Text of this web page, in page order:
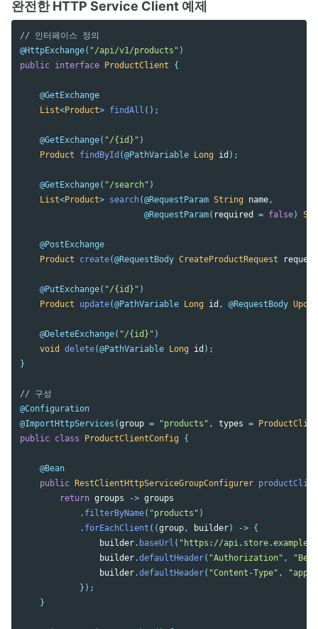
완전한 HTTP Service Client 예제
// 인터페이스 정의
@HttpExchange( "/api/v1/products" )
public interface ProductClient {
@GetExchange
List<Product> findAll ();
@GetExchange( "/{id}" )
Product
findById (@PathVariable Long id );
@GetExchange( "/search" )
List<Product> search(@RequestParam String name ,
@RequestParam( required = false)
@PostExchange
Product
create(@RequestBody CreateProductRequest request
@PutExchange( "/{id}" )
Product
update(@PathVariable Long id , @RequestBody
@DeleteExchange( "/{id}" )
void
delete(@PathVariable Long id );
}
// 구성
@Configuration
@ImportHttpServices (group = "products" , types =
public class ProductClientConfig {
@Bean
public RestClientHttpServiceGroupConfigurer
return groups -> groups
. filterByName( "products" )
. forEachClient ((group , builder) -> {
builder. baseUrl ( "https://
builder.defaultHeader( "Authorization" ,
builder.defaultHeader( "Content-Type" ,
});
}